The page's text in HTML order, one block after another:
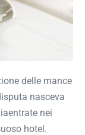
delle mance
nasceva
nei
hotel.